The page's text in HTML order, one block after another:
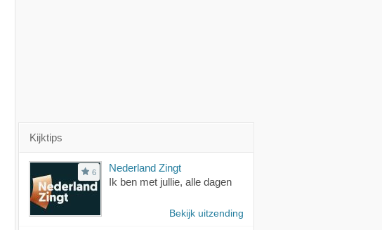
Kijktips
6
Nederland Zingt
Ik ben met jullie, alle dagen
Bekijk uitzending